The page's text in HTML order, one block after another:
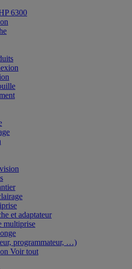
6300
et adaptateur
multiprise
programmateur, …)
Voir tout